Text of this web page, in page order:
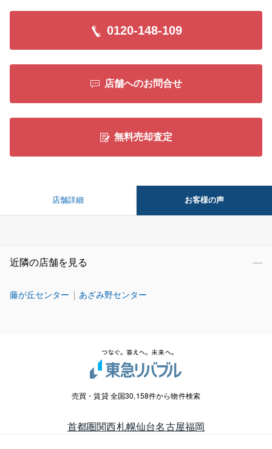
安心してお任せいただけるご提案と対応に努めてまい
気軽にお申し付けください。
0120-148-109
店舗へのお問合せ
無料売却査定
店舗詳細 お客様の声
近隣の店舗を見る
藤が丘センター あざみ野センター
売買・賃貸 全国30,158件から物件検索
首都圏関西札幌仙台名古屋福岡